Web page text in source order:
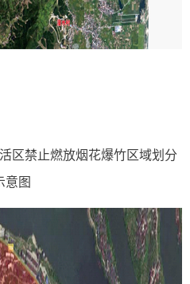
区禁止燃放烟花爆竹区域划分
意图